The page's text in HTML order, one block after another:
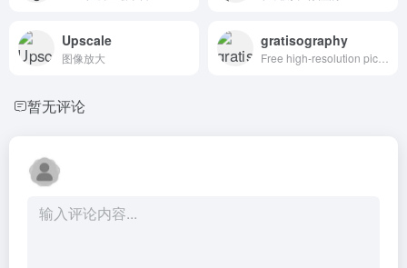
Upscale
图像放大
gratisography
暂无评论